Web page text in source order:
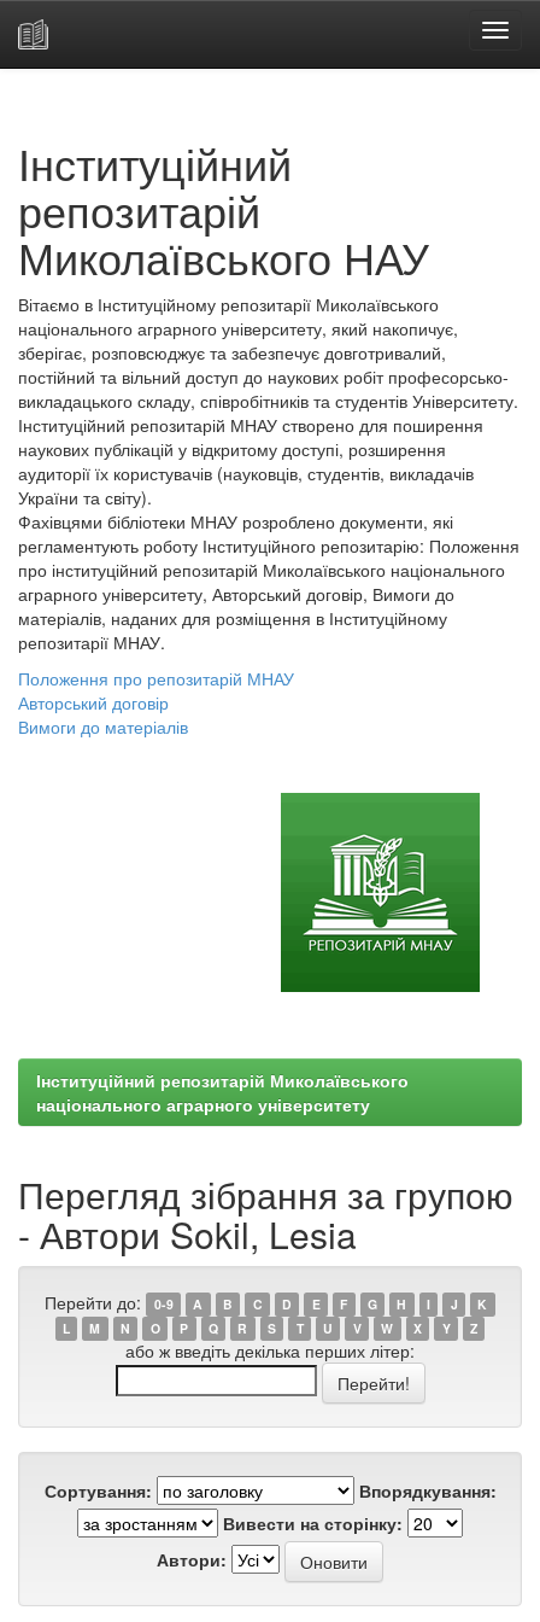
Інституційний
репозитарій
Миколаївського НАУ
Вітаємо в Інституційному репозитарії Миколаївського
національного аграрного університету, який накопичує,
зберігає, розповсюджує та забезпечує довготривалий,
постійний та вільний доступ до наукових робіт професорсько-
викладацького складу, співробітників та студентів Університету.
Інституційний репозитарій МНАУ створено для поширення
наукових публікацій у відкритому доступі, розширення
аудиторії їх користувачів (науковців, студентів, викладачів
України та світу).
Фахівцями бібліотеки МНАУ розроблено документи, які
регламентують роботу Інституційного репозитарію: Положення
про інституційний репозитарій Миколаївського національного
аграрного університету, Авторський договір, Вимоги до
матеріалів, наданих для розміщення в Інституційному
репозитарії МНАУ.
Положення про репозитарій МНАУ
Авторський договір
Вимоги до матеріалів
Інституційний репозитарій Миколаївського
національного аграрного університету
Перегляд зібрання за групою
- Автори Sokil, Lesia
Перейти до: 0-9 A B C D E F G H I J
K
L
M N O P Q R S T U V W X Y Z
або ж введіть декілька перших літер:
Сортування:
Впорядкування:
Вивести на сторінку:
Автори: